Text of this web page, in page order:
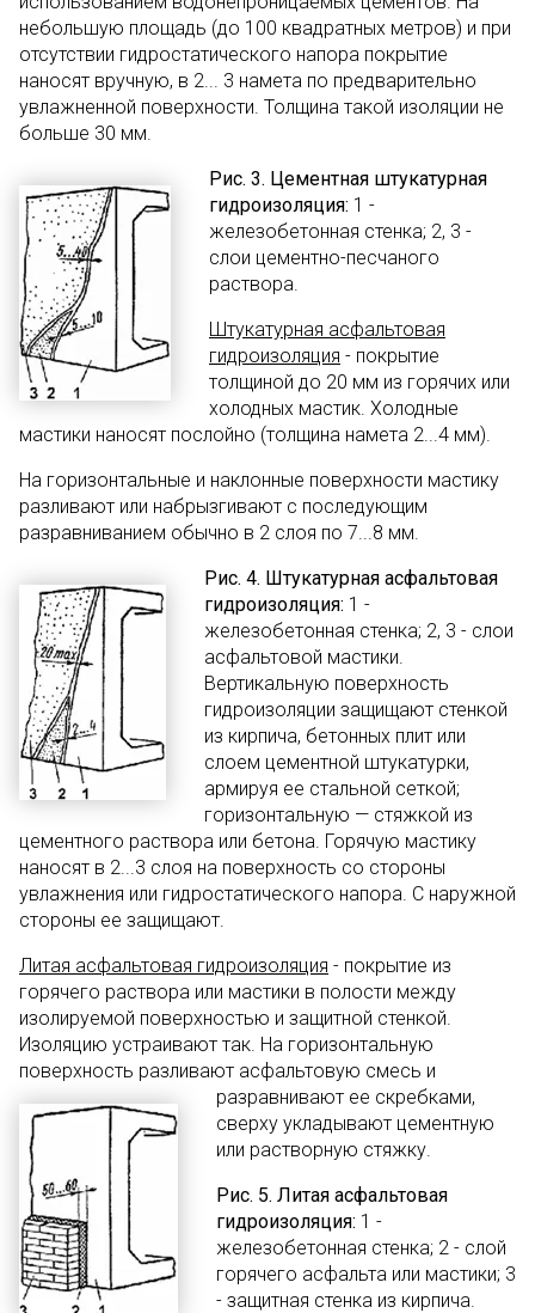
небольшую площадь (до 100 квадратных метров) и при
отсутствии гидростатического напора покрытие
наносят вручную, в 2... 3 намета по предварительно
увлажненной поверхности. Толщина такой изоляции не
больше 30 мм.
Рис. 3. Цементная штукатурная
гидроизоляция: 1 -
железобетонная стенка; 2, 3 -
слои цементно-песчаного
раствора.
Штукатурная асфальтовая
гидроизоляция - покрытие
толщиной до 20 мм из горячих или
холодных мастик. Холодные
мастики наносят послойно (толщина намета 2...4 мм).
На горизонтальные и наклонные поверхности мастику
разливают или набрызгивают с последующим
разравниванием обычно в 2 слоя по 7...8 мм.
Рис. 4. Штукатурная асфальтовая
гидроизоляция: 1 -
железобетонная стенка; 2, 3 - слои
асфальтовой мастики.
Вертикальную поверхность
гидроизоляции защищают стенкой
из кирпича, бетонных плит или
слоем цементной штукатурки,
армируя ее стальной сеткой;
горизонтальную — стяжкой из
цементного раствора или бетона. Горячую мастику
наносят в 2...3 слоя на поверхность со стороны
увлажнения или гидростатического напора. С наружной
стороны ее защищают.
Литая асфальтовая гидроизоляция - покрытие из
горячего раствора или мастики в полости между
изолируемой поверхностью и защитной стенкой.
Изоляцию устраивают так. На горизонтальную
поверхность разливают асфальтовую смесь и
разравнивают ее скребками,
сверху укладывают цементную
или растворную стяжку.
Рис. 5. Литая асфальтовая
гидроизоляция: 1 -
железобетонная стенка; 2 - слой
горячего асфальта или мастики; 3
- защитная стенка из кирпича.